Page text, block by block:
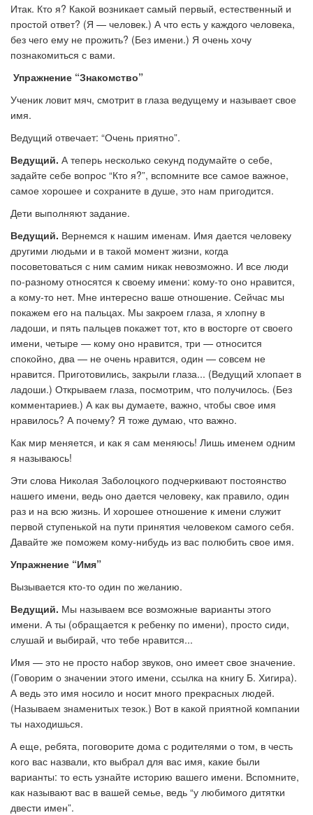
Итак. Кто я? Какой возникает самый первый, естественный и
простой ответ? (Я — человек.) А что есть у каждого человека,
без чего ему не прожить? (Без имени.) Я очень хочу
познакомиться с вами.
Упражнение “Знакомство”
Ученик ловит мяч, смотрит в глаза ведущему и называет свое
имя.
Ведущий отвечает: “Очень приятно”.
Ведущий. А теперь несколько секунд подумайте о себе,
задайте себе вопрос “Кто я?”, вспомните все самое важное,
самое хорошее и сохраните в душе, это нам пригодится.
Дети выполняют задание.
Ведущий. Вернемся к нашим именам. Имя дается человеку
другими людьми и в такой момент жизни, когда
посоветоваться с ним самим никак невозможно. И все люди
по-разному относятся к своему имени: кому-то оно нравится,
а кому-то нет. Мне интересно ваше отношение. Сейчас мы
покажем его на пальцах. Мы закроем глаза, я хлопну в
ладоши, и пять пальцев покажет тот, кто в восторге от своего
имени, четыре — кому оно нравится, три — относится
спокойно, два — не очень нравится, один — совсем не
нравится. Приготовились, закрыли глаза... (Ведущий хлопает в
ладоши.) Открываем глаза, посмотрим, что получилось. (Без
комментариев.) А как вы думаете, важно, чтобы свое имя
нравилось? А почему? Я тоже думаю, что важно.
Как мир меняется, и как я сам меняюсь! Лишь именем одним
я называюсь!
Эти слова Николая Заболоцкого подчеркивают постоянство
нашего имени, ведь оно дается человеку, как правило, один
раз и на всю жизнь. И хорошее отношение к имени служит
первой ступенькой на пути принятия человеком самого себя.
Давайте же поможем кому-нибудь из вас полюбить свое имя.
Упражнение “Имя”
Вызывается кто-то один по желанию.
Ведущий. Мы называем все возможные варианты этого
имени. А ты (обращается к ребенку по имени), просто сиди,
слушай и выбирай, что тебе нравится...
Имя — это не просто набор звуков, оно имеет свое значение.
(Говорим о значении этого имени, ссылка на книгу Б. Хигира).
А ведь это имя носило и носит много прекрасных людей.
(Называем знаменитых тезок.) Вот в какой приятной компании
ты находишься.
А еще, ребята, поговорите дома с родителями о том, в честь
кого вас назвали, кто выбрал для вас имя, какие были
варианты: то есть узнайте историю вашего имени. Вспомните,
как называют вас в вашей семье, ведь “у любимого дитятки
двести имен”.